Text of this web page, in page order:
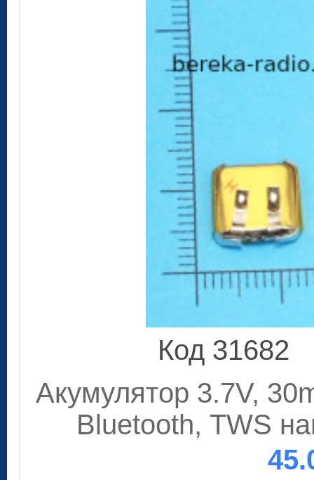
Код 31682
Акумулятор 3.7V,
Bluetooth, TWS